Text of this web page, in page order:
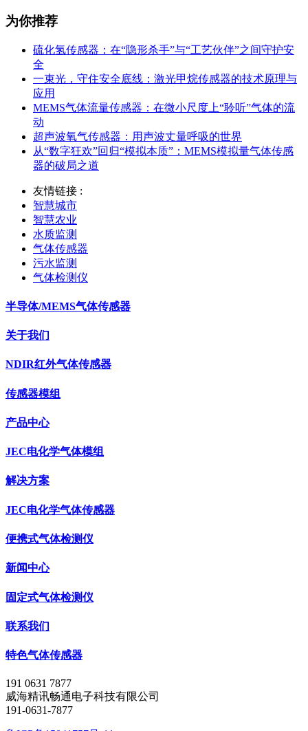
为你推荐
硫化氢传感器：在“隐形杀手”与“工艺伙伴”之间守护安
全
一束光，守住安全底线：激光甲烷传感器的技术原理与
应用
MEMS气体流量传感器：在微小尺度上“聆听”气体的流
动
超声波氧气传感器：用声波丈量呼吸的世界
从“数字狂欢”回归“模拟本质”：MEMS模拟量气体传感
器的破局之道
友情链接 :
智慧城市
智慧农业
水质监测
气体传感器
污水监测
气体检测仪
半导体/MEMS气体传感器
关于我们
NDIR红外气体传感器
传感器模组
产品中心
JEC电化学气体模组
解决方案
JEC电化学气体传感器
便携式气体检测仪
新闻中心
固定式气体检测仪
联系我们
特色气体传感器
191 0631 7877
威海精讯畅通电子科技有限公司
191-0631-7877